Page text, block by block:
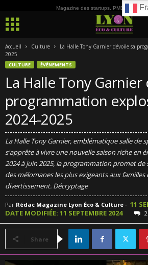
Magazine des startups, PME, ETI et
Accueil Culture
La Halle Tony Garnier dévoile sa
2025
CULTURE ÉVÈNEMENTS
La Halle Tony Garnier
programmation
2024-2025
La Halle Tony Garnier, emblématique salle de
s'apprête à vivre une nouvelle saison riche en
2024 à juin 2025, la programmation promet de
des mélomanes les plus exigeants aux familles
divertissement. Décryptage
Par Rédac Magazine Lyon Éco & Culture - 11
DATE MODIFIÉE: 11 SEPTEMBRE 2024
2
Share